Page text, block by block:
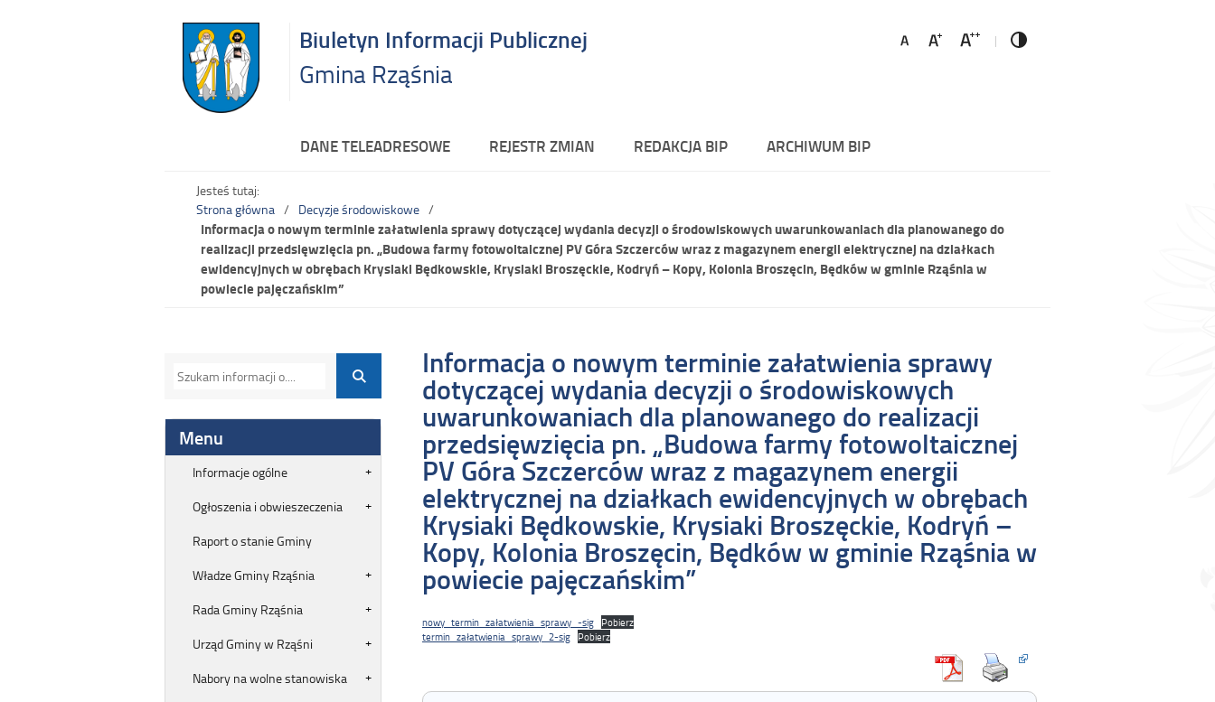
Biuletyn Informacji Publicznej
Gmina Rząśnia
DANE TELEADRESOWE REJESTR ZMIAN REDAKCJA BIP ARCHIWUM BIP
Jesteś tutaj:
Strona główna
Decyzje środowiskowe
Informacja o nowym terminie załatwienia sprawy dotyczącej wydania decyzji o środowiskowych uwarunkowaniach dla planowanego do
realizacji przedsięwzięcia pn. „Budowa farmy fotowoltaicznej PV Góra Szczerców wraz z magazynem energii elektrycznej na działkach
ewidencyjnych w obrębach Krysiaki Będkowskie, Krysiaki Broszęckie, Kodryń – Kopy, Kolonia Broszęcin, Będków w gminie Rząśnia w
powiecie pajęczańskim”
Menu
Informacje ogólne
Ogłoszenia i obwieszeczenia
Raport o stanie Gminy
Władze Gminy Rząśnia
Rada Gminy Rząśnia
Urząd Gminy w Rząśni
Nabory na wolne stanowiska
Informacja o nowym terminie załatwienia sprawy
dotyczącej wydania decyzji o środowiskowych
uwarunkowaniach dla planowanego do realizacji
przedsięwzięcia pn. „Budowa farmy fotowoltaicznej
PV Góra Szczerców wraz z magazynem energii
elektrycznej na działkach ewidencyjnych w obrębach
Krysiaki Będkowskie, Krysiaki Broszęckie, Kodryń –
Kopy, Kolonia Broszęcin, Będków w gminie Rząśnia w
powiecie pajęczańskim”
nowy_termin_załatwienia_sprawy_-sig Pobierz
termin_załatwienia_sprawy_2-sig Pobierz